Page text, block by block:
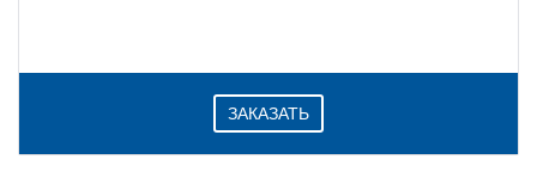
ЗАКАЗАТЬ